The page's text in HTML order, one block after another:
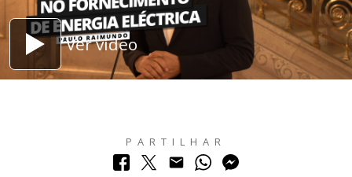
Ver vídeo
PARTILHAR